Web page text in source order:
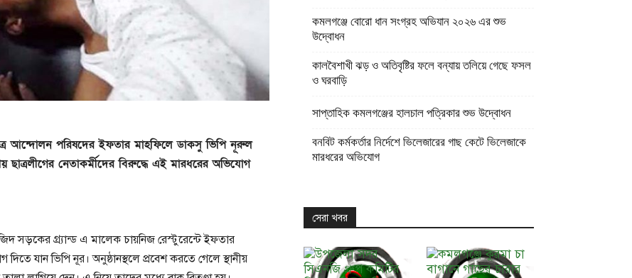
আন্দোলন পরিষদের ইফতার মাহফিলে ডাকসু ভিপি নূরুল
নেতাকর্মীদের বিরুদ্ধে এই মারধরের অভিযোগ
সড়কের গ্র্যান্ড এ মালেক চায়নিজ রেস্টুরেন্টে ইফতার
যান ভিপি নূর। অনুষ্ঠানস্থলে প্রবেশ করতে গেলে স্থানীয়
কমলগঞ্জে বোরো ধান সংগ্রহ অভিযান ২০২৬ এর শুভ
উদ্বোধন
কালবৈশাখী ঝড় ও অতিবৃষ্টির ফলে বন্যায় তলিয়ে গেছে ফসল
ও ঘরবাড়ি
সাপ্তাহিক কমলগঞ্জের হালচাল পত্রিকার শুভ উদ্বোধন
বনবিট কর্মকর্তার নির্দেশে ভিলেজারের গাছ কেটে ভিলেজাকে
মারধরের অভিযোগ
সেরা খবর